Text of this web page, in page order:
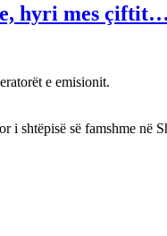
hyri mes çiftit…
e emisionit.
i shtëpisë së famshme në